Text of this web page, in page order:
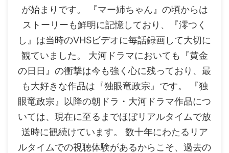
が始まりです。 『マー姉ちゃん』の頃からは
ストーリーも鮮明に記憶しており、『澪つく
し』は当時のVHSビデオに毎話録画して大切に
観ていました。 大河ドラマにおいても『黄金
の日日』の衝撃は今も強く心に残っており、最
も大好きな作品は『独眼竜政宗』です。 『独
眼竜政宗』以降の朝ドラ・大河ドラマ作品につ
いては、現在に至るまでほぼリアルタイムで放
送時に観続けています。 数十年にわたるリア
ルタイムでの視聴体験があるからこそ、過去の